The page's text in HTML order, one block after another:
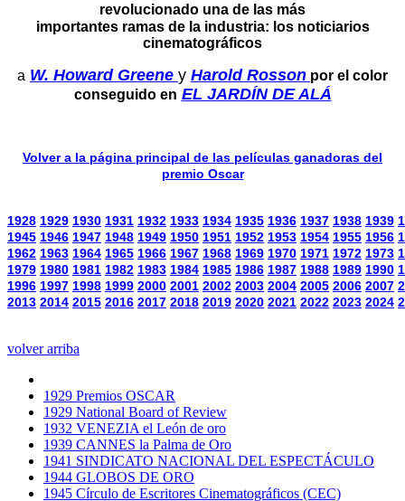
revolucionado una de las más
importantes ramas de la industria: los noticiarios
cinematográficos
a W. Howard Greene y Harold Rosson por el color
conseguido en EL JARDÍN DE ALÁ
Volver a la página principal de las películas ganadoras del
premio Oscar
1928 1929 1930 1931 1932 1933 1934 1935 1936 1937 1938 1939
1945 1946 1947 1948 1949 1950 1951 1952 1953 1954 1955 1956
1962 1963 1964 1965 1966 1967 1968 1969 1970 1971 1972 1973
1979 1980 1981 1982 1983 1984 1985 1986 1987 1988 1989 1990
1996 1997 1998 1999 2000 2001 2002 2003 2004 2005 2006 2007
2013 2014 2015 2016 2017 2018 2019 2020 2021 2022 2023 2024
volver arriba
1929 Premios OSCAR
1929 National Board of Review
1932 VENEZIA el León de oro
1939 CANNES la Palma de Oro
1941 SINDICATO NACIONAL DEL ESPECTÁCULO
1944 GLOBOS DE ORO
1945 Círculo de Escritores Cinematográficos (CEC)